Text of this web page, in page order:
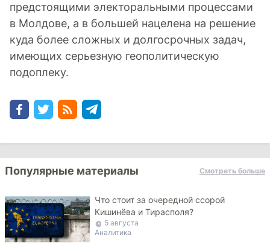
предстоящими электоральными процессами
в Молдове, а в большей нацелена на решение
куда более сложных и долгосрочных задач,
имеющих серьезную геополитическую
подоплеку.
Популярные материалы Смотреть больше
Что стоит за очередной ссорой
Кишинёва и Тирасполя?
5 августа
Аналитика